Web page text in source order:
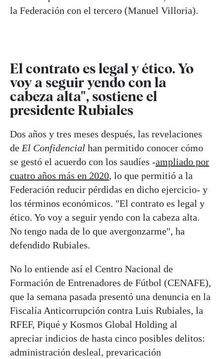
la Federación con el tercero (Manuel Villoria).
El contrato es legal y ético. Yo
voy a seguir yendo con la
cabeza alta", sostiene el
presidente Rubiales
Dos años y tres meses después, las revelaciones
de El Confidencial han permitido conocer cómo
se gestó el acuerdo con los saudíes -ampliado por
cuatro años más en 2020, lo que permitió a la
Federación reducir pérdidas en dicho ejercicio- y
los términos económicos. "El contrato es legal y
ético. Yo voy a seguir yendo con la cabeza alta.
No tengo nada de lo que avergonzarme", ha
defendido Rubiales.
No lo entiende así el Centro Nacional de
Formación de Entrenadores de Fútbol (CENAFE),
que la semana pasada presentó una denuncia en la
Fiscalía Anticorrupción contra Luis Rubiales, la
RFEF, Piqué y Kosmos Global Holding al
apreciar indicios de hasta cinco posibles delitos:
administración desleal, prevaricación